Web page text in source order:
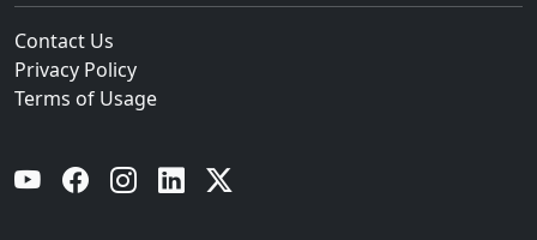
Contact Us
Privacy Policy
Terms of Usage
YouTube Facebook Instagram Linkedin